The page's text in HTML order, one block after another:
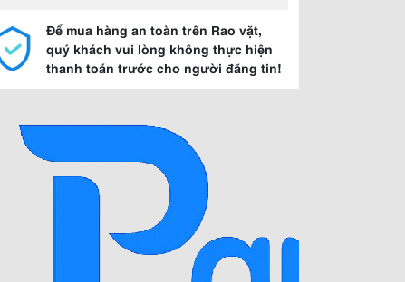
Để mua hàng an toàn trên Rao vặt,
quý khách vui lòng không thực hiện
thanh toán trước cho người đăng tin!